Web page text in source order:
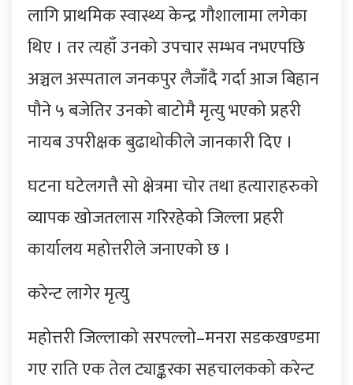
लागि प्राथमिक स्वास्थ्य केन्द्र गौशालामा लगेका
थिए । तर त्यहाँ उनको उपचार सम्भव नभएपछि
अञ्चल अस्पताल जनकपुर लैजाँदै गर्दा आज बिहान
पौने ५ बजेतिर उनको बाटोमै मृत्यु भएको प्रहरी
नायब उपरीक्षक बुढाथोकीले जानकारी दिए ।
घटना घटेलगत्तै सो क्षेत्रमा चोर तथा हत्याराहरुको
व्यापक खोजतलास गरिरहेको जिल्ला प्रहरी
कार्यालय महोत्तरीले जनाएको छ ।
करेन्ट लागेर मृत्यु
महोत्तरी जिल्लाको सरपल्लो–मनरा सडकखण्डमा
गए राति एक तेल ट्याङ्करका सहचालकको करेन्ट